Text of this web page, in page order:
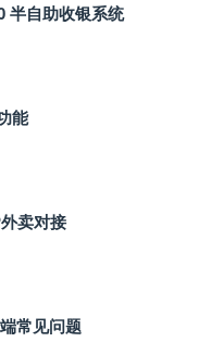
半自助收银系统
能
卖对接
常见问题